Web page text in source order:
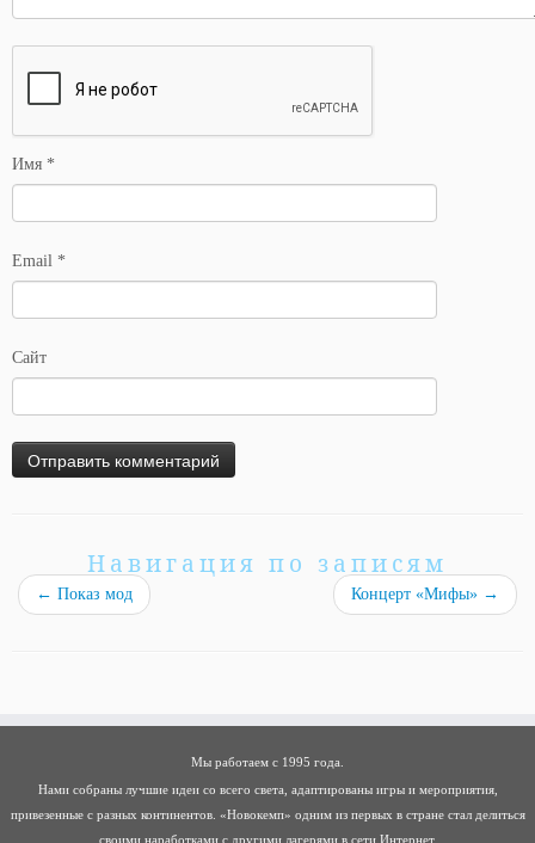
Имя *
Email *
Сайт
Навигация по записям
← Показ мод Концерт «Мифы» →
Мы работаем с 1995 года.
Нами собраны лучшие идеи со всего света, адаптированы игры и мероприятия,
привезенные с разных континентов. «Новокемп» одним из первых в стране стал делиться
своими наработками с другими лагерями в сети Интернет.